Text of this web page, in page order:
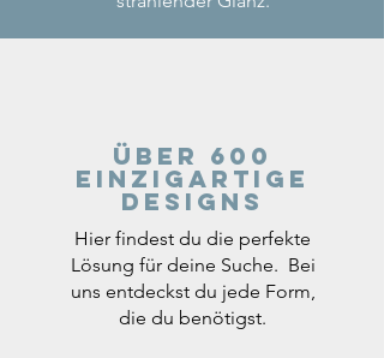
Über 600
einzigartige
Designs
Hier findest du die perfekte
Lösung für deine Suche. Bei
uns entdeckst du jede Form,
die du benötigst.